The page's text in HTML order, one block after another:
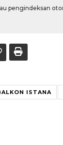
pengindeksan
ISTANA